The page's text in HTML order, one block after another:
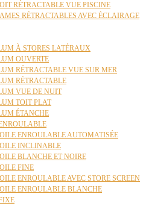
RÉTRACTABLE VUE PISCINE
RÉTRACTABLES AVEC ÉCLAIRAGE
À STORES LATÉRAUX
OUVERTE
RÉTRACTABLE VUE SUR MER
RÉTRACTABLE
VUE DE NUIT
TOIT PLAT
ÉTANCHE
ENROULABLE AUTOMATISÉE
INCLINABLE
BLANCHE ET NOIRE
FINE
ENROULABLE AVEC STORE SCREEN
ENROULABLE BLANCHE